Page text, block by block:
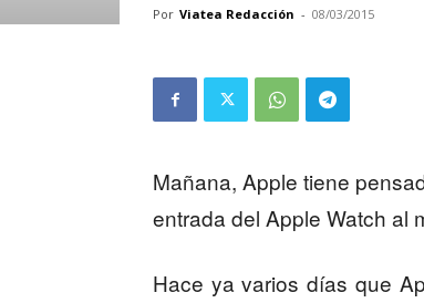
Por Viatea Redacción - 08/03/2015
Mañana, Apple tiene
entrada del Apple Watch al
Hace ya varios días que